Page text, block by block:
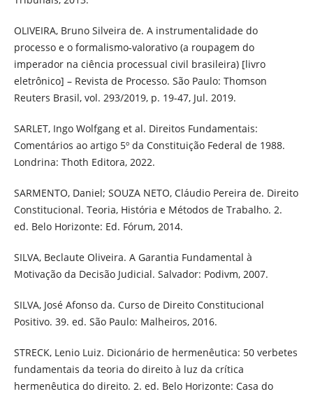
OLIVEIRA, Bruno Silveira de. A instrumentalidade do
processo e o formalismo-valorativo (a roupagem do
imperador na ciência processual civil brasileira) [livro
eletrônico] – Revista de Processo. São Paulo: Thomson
Reuters Brasil, vol. 293/2019, p. 19-47, Jul. 2019.
SARLET, Ingo Wolfgang et al. Direitos Fundamentais:
Comentários ao artigo 5º da Constituição Federal de 1988.
Londrina: Thoth Editora, 2022.
SARMENTO, Daniel; SOUZA NETO, Cláudio Pereira de. Direito
Constitucional. Teoria, História e Métodos de Trabalho. 2.
ed. Belo Horizonte: Ed. Fórum, 2014.
SILVA, Beclaute Oliveira. A Garantia Fundamental à
Motivação da Decisão Judicial. Salvador: Podivm, 2007.
SILVA, José Afonso da. Curso de Direito Constitucional
Positivo. 39. ed. São Paulo: Malheiros, 2016.
STRECK, Lenio Luiz. Dicionário de hermenêutica: 50 verbetes
fundamentais da teoria do direito à luz da crítica
hermenêutica do direito. 2. ed. Belo Horizonte: Casa do